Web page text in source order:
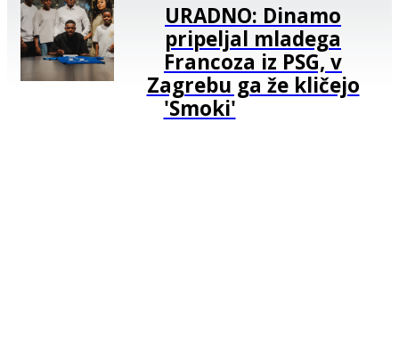
URADNO: Dinamo
pripeljal mladega
Francoza iz PSG, v
Zagrebu ga že kličejo
'Smoki'